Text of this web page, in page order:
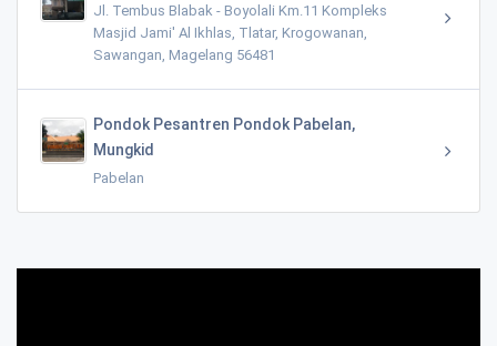
Jl. Tembus Blabak - Boyolali Km.11 Kompleks
Masjid Jami' Al Ikhlas, Tlatar, Krogowanan,
Sawangan, Magelang 56481
Pondok Pesantren Pondok Pabelan,
Mungkid
Pabelan